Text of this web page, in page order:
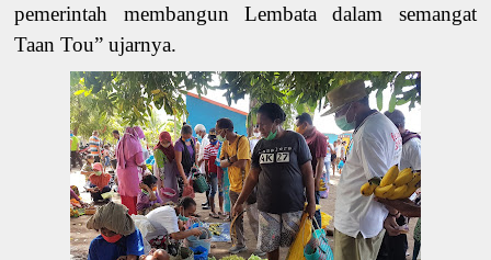
pemerintah membangun Lembata dalam semangat
Taan Tou” ujarnya.